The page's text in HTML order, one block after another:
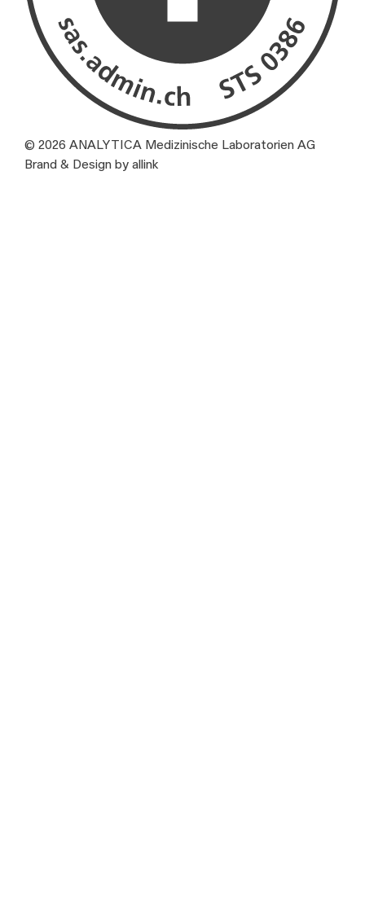
© 2026 ANALYTICA Medizinische Laboratorien AG
Brand & Design by allink